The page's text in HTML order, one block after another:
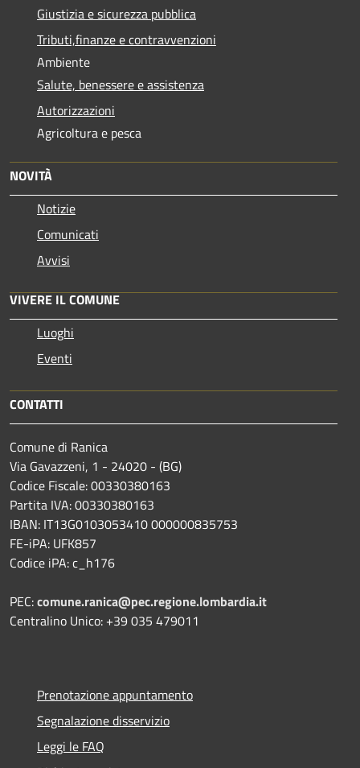
Giustizia e sicurezza pubblica
Tributi,finanze e contravvenzioni
Ambiente
Salute, benessere e assistenza
Autorizzazioni
Agricoltura e pesca
NOVITÀ
Notizie
Comunicati
Avvisi
VIVERE IL COMUNE
Luoghi
Eventi
CONTATTI
Comune di Ranica
Via Gavazzeni, 1 - 24020 - (BG)
Codice Fiscale: 00330380163
Partita IVA: 00330380163
IBAN: IT13G0103053410 000000835753
FE-iPA: UFK857
Codice iPA: c_h176
PEC:comune.ranica@pec.regione.lombardia.it
Centralino Unico: +39 035 479011
Prenotazione appuntamento
Segnalazione disservizio
Leggi le FAQ